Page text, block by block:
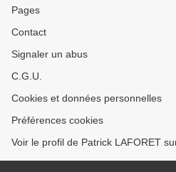
Pages
Contact
Signaler un abus
C.G.U.
Cookies et données personnelles
Préférences cookies
Voir le profil de Patrick LAFORET